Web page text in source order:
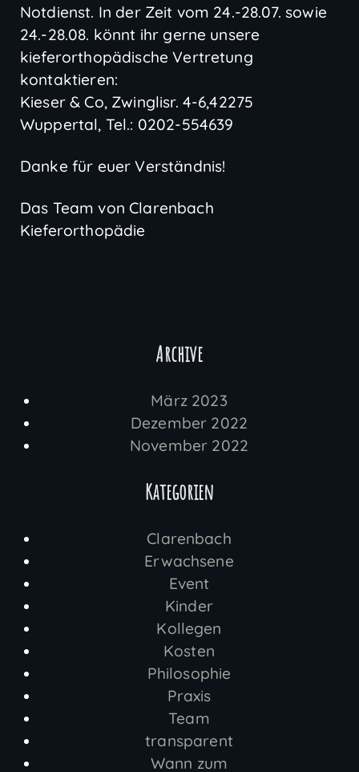
Notdienst. In der Zeit vom 24.-28.07. sowie
24.-28.08. könnt ihr gerne unsere
kieferorthopädische Vertretung
kontaktieren:
Kieser & Co, Zwinglisr. 4-6,42275
Wuppertal, Tel.: 0202-554639
Danke für euer Verständnis!
Das Team von Clarenbach
Kieferorthopädie
Archive
März 2023
Dezember 2022
November 2022
Kategorien
Clarenbach
Erwachsene
Event
Kinder
Kollegen
Kosten
Philosophie
Praxis
Team
transparent
Wann zum